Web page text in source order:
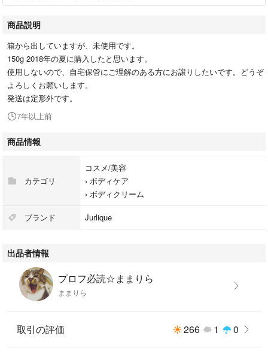
商品説明
箱から出していますが、未使用です。
150g 2018年の夏に購入したと思います。
使用しないので、自宅保管にご理解のある方にお譲りしたいです。どうぞ
よろしくお願いします。
発送は定形外です。
7年以上前
商品情報
カテゴリ
コスメ/美容
› ボディケア
› ボディクリーム
ブランド Jurlique
出品者情報
プロフ必読☆ままりら
ままりら
取引の評価 266 1 0